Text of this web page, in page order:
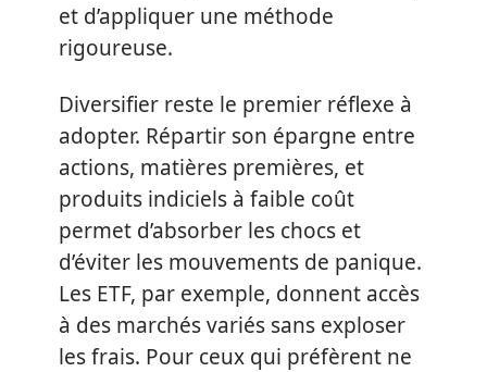
et d’appliquer une méthode
rigoureuse.
Diversifier reste le premier réflexe à
adopter. Répartir son épargne entre
actions, matières premières, et
produits indiciels à faible coût
permet d’absorber les chocs et
d’éviter les mouvements de panique.
Les ETF, par exemple, donnent accès
à des marchés variés sans exploser
les frais. Pour ceux qui préfèrent ne